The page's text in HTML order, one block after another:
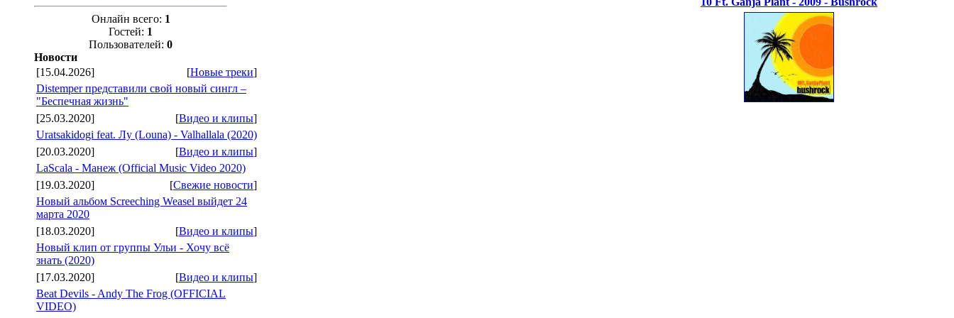
Онлайн всего: 1
Гостей: 1
Пользователей: 0
Новости
[15.04.2026]
[Новые треки]
Distemper представили свой новый сингл –
"Беспечная жизнь"
[25.03.2020]
[Видео и клипы]
Uratsakidogi feat. Лу (Louna) - Valhallala (2020)
[20.03.2020]
[Видео и клипы]
LaScala - Манеж (Official Music Video 2020)
[19.03.2020]
[Свежие новости]
Новый альбом Screeching Weasel выйдет 24
марта 2020
[18.03.2020]
[Видео и клипы]
Новый клип от группы Ульи - Хочу всё
знать (2020)
[17.03.2020]
[Видео и клипы]
Beat Devils - Andy The Frog (OFFICIAL
VIDEO)